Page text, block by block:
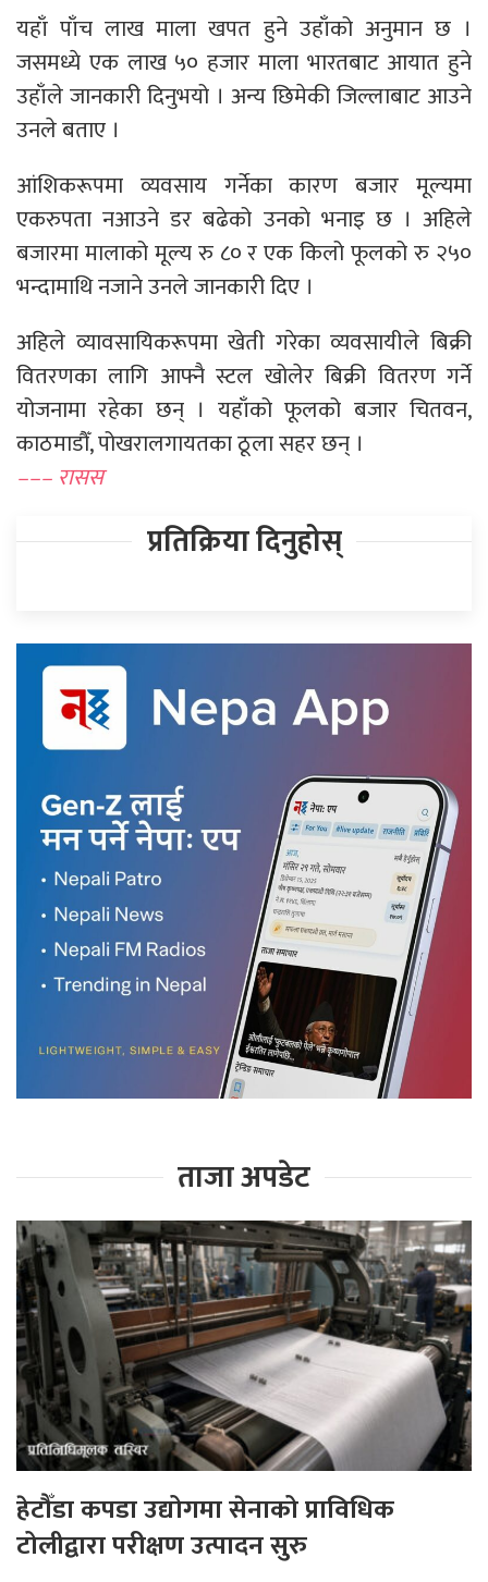
यहाँ पाँच लाख माला खपत हुने उहाँको अनुमान छ ।
जसमध्ये एक लाख ५० हजार माला भारतबाट आयात हुने
उहाँले जानकारी दिनुभयो । अन्य छिमेकी जिल्लाबाट आउने
उनले बताए ।
आंशिकरूपमा व्यवसाय गर्नेका कारण बजार मूल्यमा
एकरुपता नआउने डर बढेको उनकाे भनाइ छ । अहिले
बजारमा मालाको मूल्य रु ८० र एक किलो फूलको रु २५०
भन्दामाथि नजाने उनले जानकारी दिए ।
अहिले व्यावसायिकरूपमा खेती गरेका व्यवसायीले बिक्री
वितरणका लागि आफ्नै स्टल खोलेर बिक्री वितरण गर्ने
योजनामा रहेका छन् । यहाँको फूलको बजार चितवन,
काठमाडौँ, पोखरालगायतका ठूला सहर छन् ।
––– रासस
प्रतिक्रिया दिनुहोस्
ताजा अपडेट
हेटौँडा कपडा उद्योगमा सेनाको प्राविधिक
टोलीद्वारा परीक्षण उत्पादन सुरु